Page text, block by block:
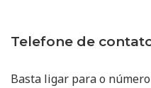
Telefone de
Basta ligar para o número